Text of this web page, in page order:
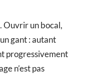
. Ouvrir un bocal,
gant : autant
progressivement
n’est pas